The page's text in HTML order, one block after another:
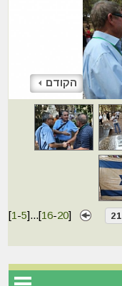
הקודם
[1 -5]...[16-20] 21